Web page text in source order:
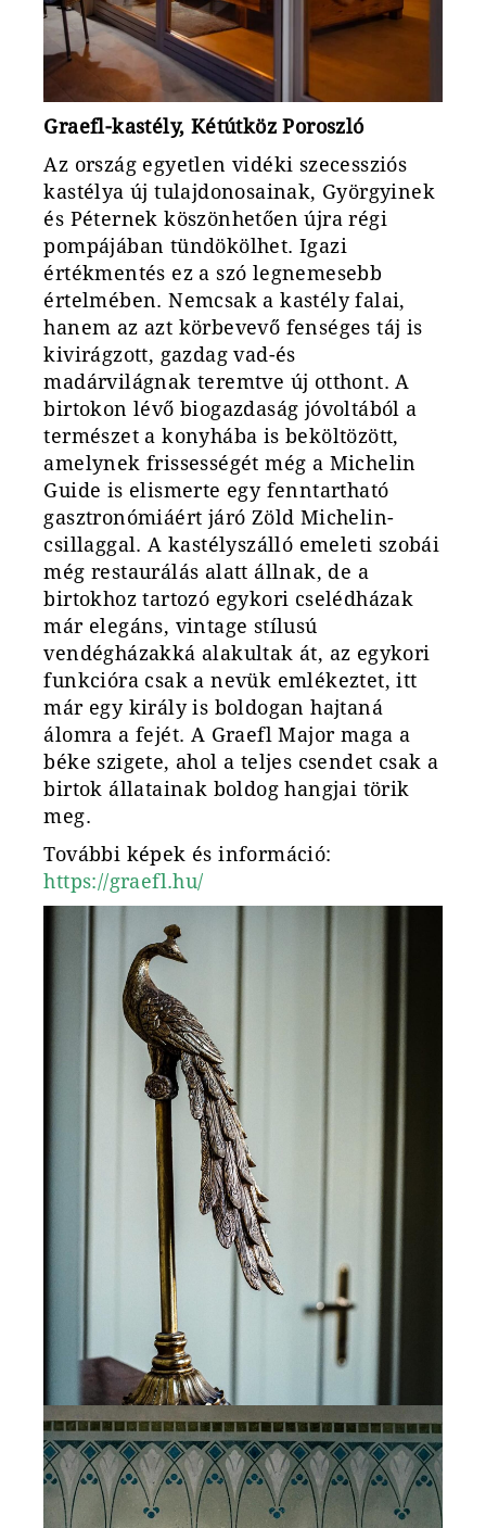
Graefl-kastély, Kétútköz Poroszló
Az ország egyetlen vidéki szecessziós
kastélya új tulajdonosainak, Györgyinek
és Péternek köszönhetően újra régi
pompájában tündökölhet. Igazi
értékmentés ez a szó legnemesebb
értelmében. Nemcsak a kastély falai,
hanem az azt körbevevő fenséges táj is
kivirágzott, gazdag vad-és
madárvilágnak teremtve új otthont. A
birtokon lévő biogazdaság jóvoltából a
természet a konyhába is beköltözött,
amelynek frissességét még a Michelin
Guide is elismerte egy fenntartható
gasztronómiáért járó Zöld Michelin-
csillaggal. A kastélyszálló emeleti szobái
még restaurálás alatt állnak, de a
birtokhoz tartozó egykori cselédházak
már elegáns, vintage stílusú
vendégházakká alakultak át, az egykori
funkcióra csak a nevük emlékeztet, itt
már egy király is boldogan hajtaná
álomra a fejét. A Graefl Major maga a
béke szigete, ahol a teljes csendet csak a
birtok állatainak boldog hangjai törik
meg.
További képek és információ:
https://graefl.hu/